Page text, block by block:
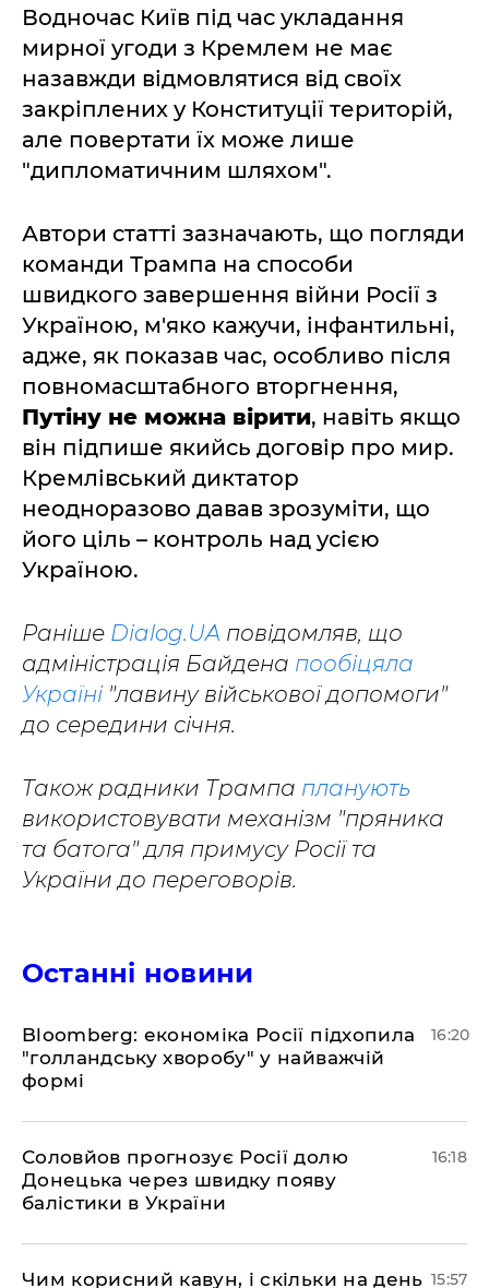
Водночас Київ під час укладання
мирної угоди з Кремлем не має
назавжди відмовлятися від своїх
закріплених у Конституції територій,
але повертати їх може лише
"дипломатичним шляхом".
Автори статті зазначають, що погляди
команди Трампа на способи
швидкого завершення війни Росії з
Україною, м'яко кажучи, інфантильні,
адже, як показав час, особливо після
повномасштабного вторгнення,
Путіну не можна вірити, навіть якщо
він підпише якийсь договір про мир.
Кремлівський диктатор
неодноразово давав зрозуміти, що
його ціль – контроль над усією
Україною.
Раніше Dialog.UA повідомляв, що
адміністрація Байдена пообіцяла
Україні "лавину військової допомоги"
до середини січня.
Також радники Трампа планують
використовувати механізм "пряника
та батога" для примусу Росії та
України до переговорів.
Останні новини
Bloomberg: економіка Росії підхопила
"голландську хворобу" у найважчій
формі
16:20
Соловйов прогнозує Росії долю
Донецька через швидку появу
балістики в України
16:18
Чим корисний кавун, і скільки на день 15:57